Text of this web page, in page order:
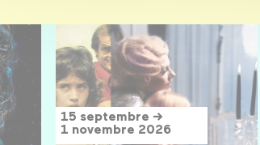
15 septembre →
1 novembre 2026